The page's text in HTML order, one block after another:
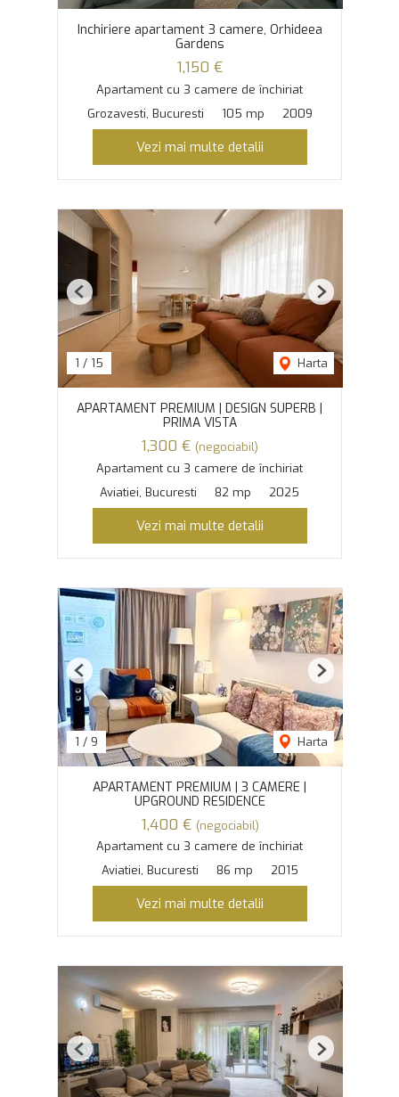
Inchiriere apartament 3 camere, Orhideea
Gardens
1,150 €
Apartament cu 3 camere de închiriat
Grozavesti, Bucuresti
105 mp 2009
Vezi mai multe detalii
1 / 15 Harta
Previous Next
APARTAMENT PREMIUM | DESIGN SUPERB |
PRIMA VISTA
1,300 € (negociabil)
Apartament cu 3 camere de închiriat
Aviatiei, Bucuresti
82 mp 2025
Vezi mai multe detalii
1 / 9 Harta
Previous Next
APARTAMENT PREMIUM | 3 CAMERE |
UPGROUND RESIDENCE
1,400 € (negociabil)
Apartament cu 3 camere de închiriat
Aviatiei, Bucuresti
86 mp 2015
Vezi mai multe detalii
Previous Next